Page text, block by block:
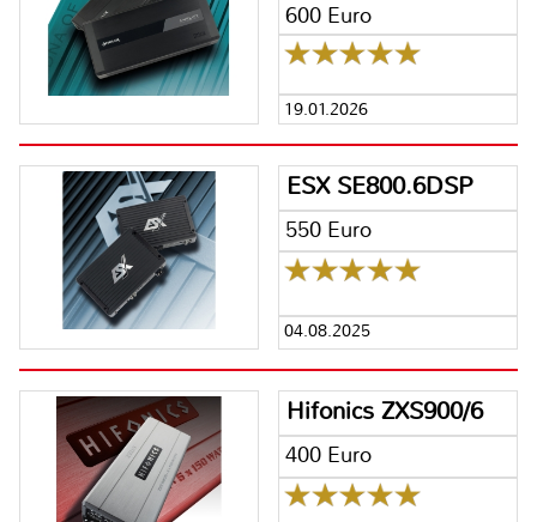
600 Euro
19.01.2026
ESX SE800.6DSP
550 Euro
04.08.2025
Hifonics ZXS900/6
400 Euro